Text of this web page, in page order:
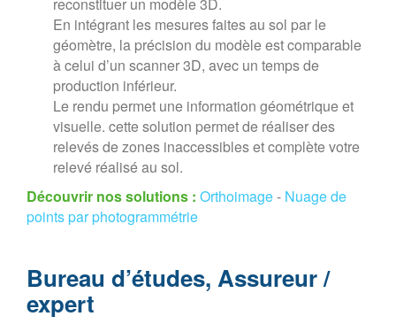
En intégrant les mesures faites au sol par le
géomètre, la précision du modèle est comparable
à celui d’un scanner 3D, avec un temps de
production inférieur.
Le rendu permet une information géométrique et
visuelle. cette solution permet de réaliser des
relevés de zones inaccessibles et complète votre
relevé réalisé au sol.
Découvrir nos solutions : Orthoimage- Nuage de
points par photogrammétrie
Bureau d’études, Assureur /
expert